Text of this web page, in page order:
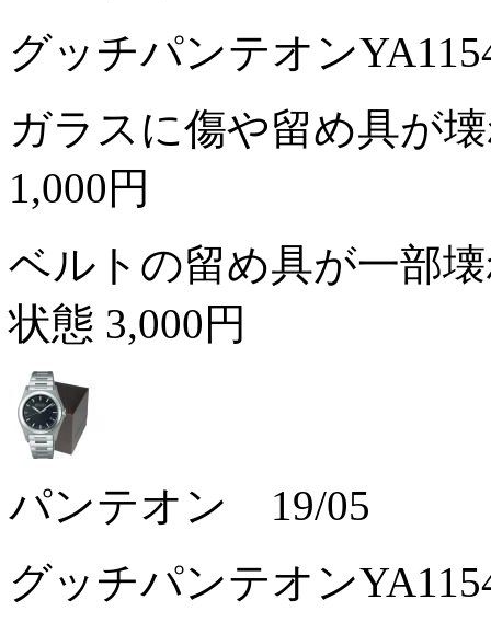
グッチパンテオン
ガラスに傷や留め具が
1,000円
ベルトの留め具が一部
状態 3,000円
パンテオン 19/05
グッチパンテオン